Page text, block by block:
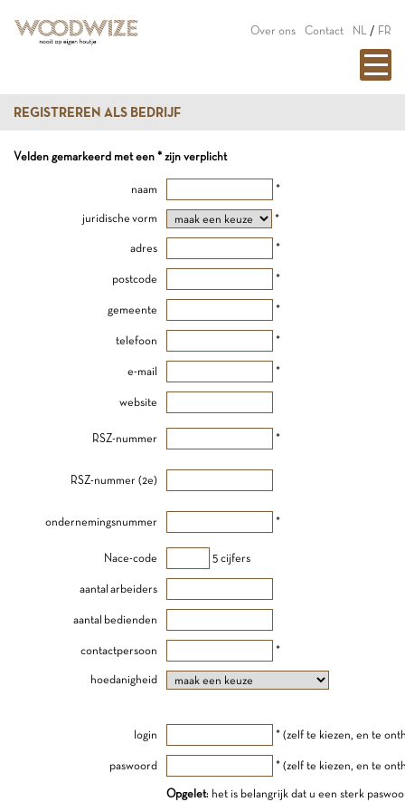
Over ons Contact NL / FR
REGISTREREN ALS BEDRIJF
Velden gemarkeerd met een * zijn verplicht
naam *
juridische vorm *
adres *
postcode *
gemeente *
telefoon *
e-mail *
website
RSZ-nummer *
RSZ-nummer (2e)
ondernemingsnummer *
Nace-code 5 cijfers
aantal arbeiders
aantal bedienden
contactpersoon *
hoedanigheid
login * (zelf te kiezen, en te
paswoord * (zelf te kiezen, en te
Opgelet: het is belangrijk dat u een sterk